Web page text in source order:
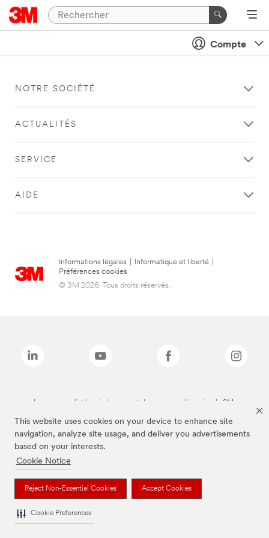
This website uses cookies on your device to enhance site
navigation, analyze site usage, and deliver you advertisements
based on your interests.
Cookie Notice
Reject Non-Essential Cookies Accept Cookies
Cookie Preferences
Compte
NOTRE SOCIÉTÉ
ACTUALITÉS
SERVICE
AIDE
Informations légales Informatique et liberté
Préférences cookies
© 3M 2026. Tous droits réservés.
Les marques listées ci-dessus sont des marques déposées de 3M.